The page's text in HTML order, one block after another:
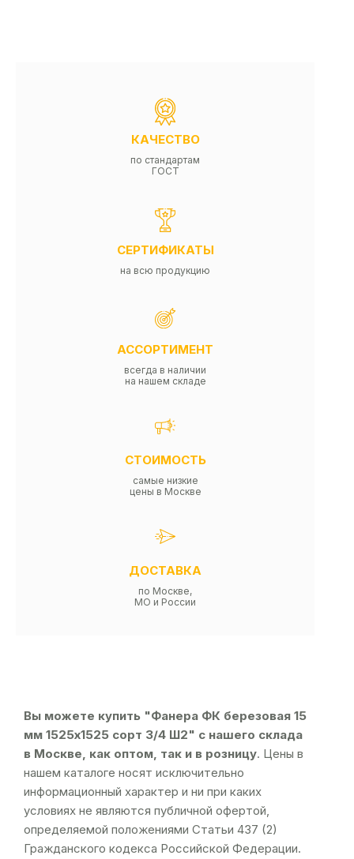
КАЧЕСТВО
по стандартам
ГОСТ
СЕРТИФИКАТЫ
на всю продукцию
АССОРТИМЕНТ
всегда в наличии
на нашем складе
СТОИМОСТЬ
самые низкие
цены в Москве
ДОСТАВКА
по Москве,
МО и России
Вы можете купить "Фанера ФК березовая 15
мм 1525х1525 сорт 3/4 Ш2" с нашего склада
в Москве, как оптом, так и в розницу. Цены в
нашем каталоге носят исключительно
информационный характер и ни при каких
условиях не являются публичной офертой,
определяемой положениями Статьи 437 (2)
Гражданского кодекса Российской Федерации.